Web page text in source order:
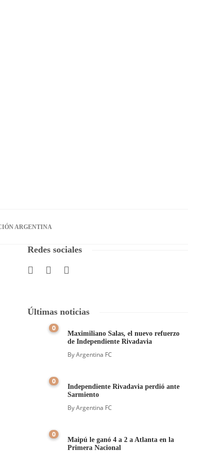
ARGENTINA
Redes sociales
Últimas noticias
0
Maximiliano Salas, el nuevo refuerzo
de Independiente Rivadavia
ByArgentina FC
0
Independiente Rivadavia perdió ante
Sarmiento
ByArgentina FC
0
Maipú le ganó 4 a 2 a Atlanta en la
Primera Nacional